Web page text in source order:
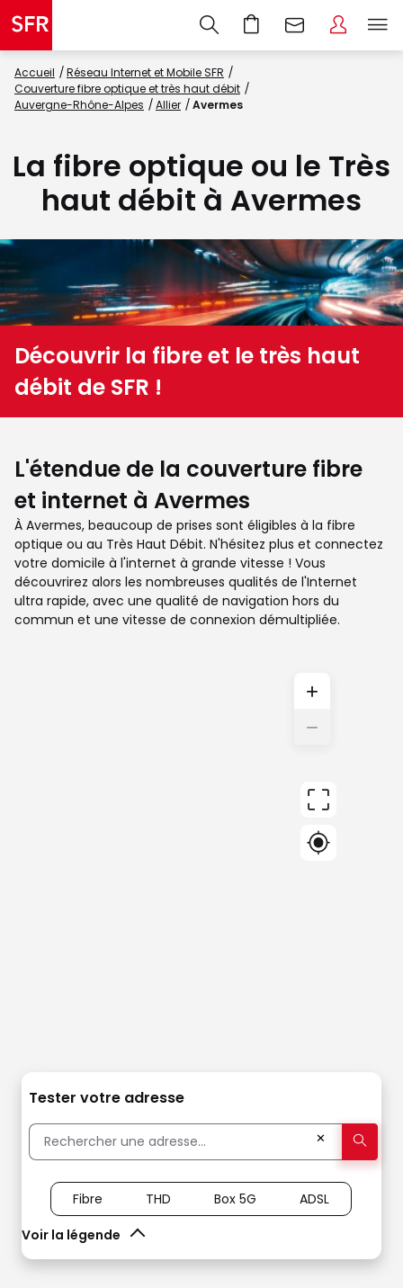
Accueil
Réseau Internet et Mobile SFR
Couverture fibre optique et très haut débit
Auvergne-Rhône-Alpes
Allier Avermes
La fibre optique ou le Très
haut débit à Avermes
Découvrir la fibre et le très haut
débit de SFR !
L'étendue de la couverture fibre
et internet à Avermes
À Avermes, beaucoup de prises sont éligibles à la fibre
optique ou au Très Haut Débit. N'hésitez plus et connectez
votre domicile à l'internet à grande vitesse ! Vous
découvrirez alors les nombreuses qualités de l'Internet
ultra rapide, avec une qualité de navigation hors du
commun et une vitesse de connexion démultipliée.
+
−
Tester votre adresse
✕
Voir la légende
Fibre THD Box 5G ADSL